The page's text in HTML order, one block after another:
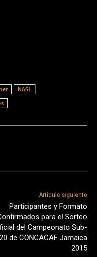
NASL
Artículo siguiente
Participantes y Formato
para el Sorteo
del Campeonato Sub-
20 de CONCACAF Jamaica
2015